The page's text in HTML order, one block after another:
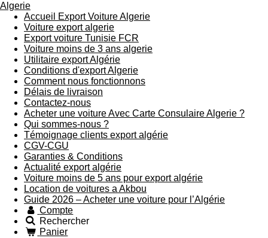
Accueil Export Voiture Algerie
Voiture export algerie
Export voiture Tunisie FCR
Voiture moins de 3 ans algerie
Utilitaire export Algérie
Conditions d'export Algerie
Comment nous fonctionnons
Délais de livraison
Contactez-nous
Acheter une voiture Avec Carte Consulaire Algerie ?
Qui sommes-nous ?
Témoignage clients export algérie
CGV-CGU
Garanties & Conditions
Actualité export algérie
Voiture moins de 5 ans pour export algérie
Location de voitures a Akbou
Guide 2026 – Acheter une voiture pour l’Algérie
Compte
Rechercher
Panier